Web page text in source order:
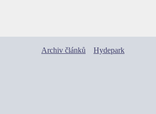
Archiv článků Hydepark